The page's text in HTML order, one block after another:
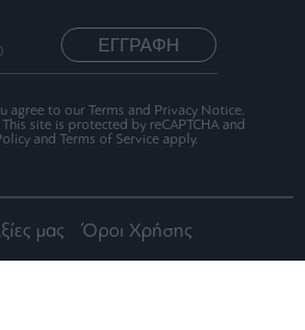
ΕΓΓΡΑΦΗ
agree to our Terms and Privacy Notice.
site is protected by reCAPTCHA and
and Terms of Service apply.
μας Όροι Χρήσης